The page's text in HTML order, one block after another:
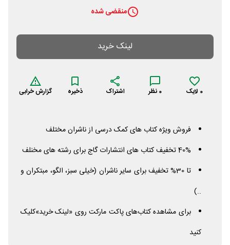
منقضی شده
لینک خرید
0 لایک 0 نظر اشتراک ذخیره گزارش خرابی
فروش ویژه کتاب های کمک درسی از ناشران مختلف
40% تخفیف کتاب های انتشارات گاج برای رشته های مخنلف
تا 30% تخفیف برای سایر ناشران (خیلی سبز، الگو، مبتکران و
..)
برای مشاهده کتاب‌های پاکت مارکت روی «لینک خرید»کلیک
کنید